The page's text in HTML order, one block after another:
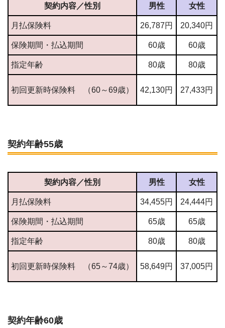
契約内容／性別 男性 女性
月払保険料 26,787円 20,340円
保険期間・払込期間 60歳 60歳
指定年齢 80歳 80歳
初回更新時保険料 （60～69歳） 42,130円 27,433円
契約年齢55歳
契約内容／性別 男性 女性
月払保険料 34,455円 24,444円
保険期間・払込期間 65歳 65歳
指定年齢 80歳 80歳
初回更新時保険料 （65～74歳） 58,649円 37,005円
契約年齢60歳